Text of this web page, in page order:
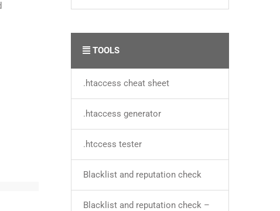
TOOLS
.htaccess cheat sheet
.htaccess generator
.htccess tester
Blacklist and reputation check
Blacklist and reputation check –